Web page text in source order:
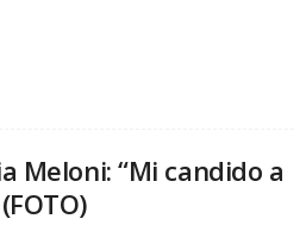
Meloni: “Mi candido a